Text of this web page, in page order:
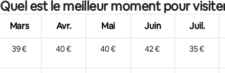
arrondissement
Quel est le meilleur moment pour
Mars Avr. Mai Juin Juil.
39 € 40 € 40 € 42 € 35 €